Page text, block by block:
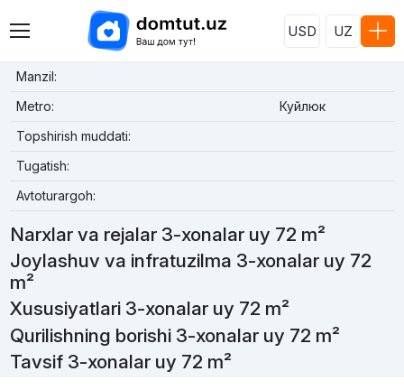
USD UZ
Manzil:
Metro:
Куйлюк
Topshirish muddati:
Tugatish:
Avtoturargoh:
Narxlar va rejalar 3-xonalar uy 72 m²
Joylashuv va infratuzilma 3-xonalar uy 72
m²
Xususiyatlari 3-xonalar uy 72 m²
Qurilishning borishi 3-xonalar uy 72 m²
Tavsif 3-xonalar uy 72 m²